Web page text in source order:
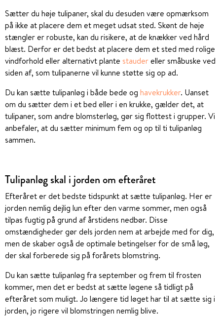
Sætter du høje tulipaner, skal du desuden være opmærksom
på ikke at placere dem et meget udsat sted. Skønt de høje
stængler er robuste, kan du risikere, at de knækker ved hård
blæst. Derfor er det bedst at placere dem et sted med rolige
vindforhold eller alternativt plante staudereller småbuske ved
siden af, som tulipanerne vil kunne støtte sig op ad.
Du kan sætte tulipanløg i både bede og havekrukker. Uanset
om du sætter dem i et bed eller i en krukke, gælder det, at
tulipaner, som andre blomsterløg, gør sig flottest i grupper. Vi
anbefaler, at du sætter minimum fem og op til ti tulipanløg
sammen.
Tulipanløg skal i jorden om efteråret
Efteråret er det bedste tidspunkt at sætte tulipanløg. Her er
jorden nemlig dejlig lun efter den varme sommer, men også
tilpas fugtig på grund af årstidens nedbør. Disse
omstændigheder gør dels jorden nem at arbejde med for dig,
men de skaber også de optimale betingelser for de små løg,
der skal forberede sig på forårets blomstring.
Du kan sætte tulipanløg fra september og frem til frosten
kommer, men det er bedst at sætte løgene så tidligt på
efteråret som muligt. Jo længere tid løget har til at sætte sig i
jorden, jo rigere vil blomstringen nemlig blive.